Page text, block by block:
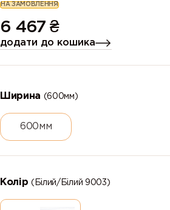
НА ЗАМОВЛЕННЯ
6 467 ₴
додати до кошика
Ширина (600мм)
600мм
Колір(Білий/Білий 9003)